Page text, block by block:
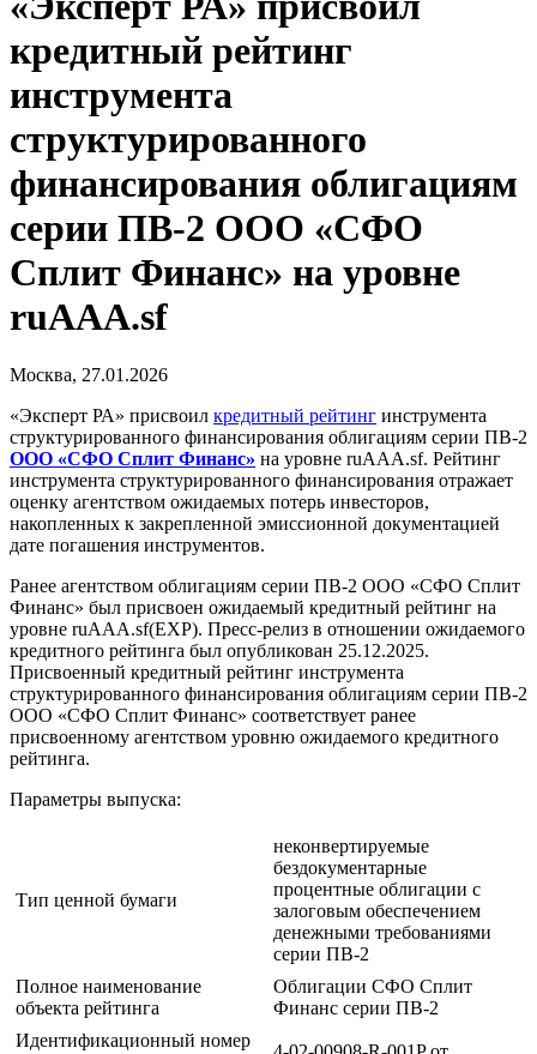
кредитный рейтинг
инструмента
структурированного
финансирования облигациям
серии ПВ-2 ООО «СФО
Сплит Финанс» на уровне
ruAAA.sf
Москва, 27.01.2026
«Эксперт РА» присвоил кредитный рейтинг инструмента
структурированного финансирования облигациям серии ПВ-2
ООО «СФО Сплит Финанс» на уровне ruAAA.sf. Рейтинг
инструмента структурированного финансирования отражает
оценку агентством ожидаемых потерь инвесторов,
накопленных к закрепленной эмиссионной документацией
дате погашения инструментов.
Ранее агентством облигациям серии ПВ-2 ООО «СФО Сплит
Финанс» был присвоен ожидаемый кредитный рейтинг на
уровне ruAAA.sf(EXP). Пресс-релиз в отношении ожидаемого
кредитного рейтинга был опубликован 25.12.2025.
Присвоенный кредитный рейтинг инструмента
структурированного финансирования облигациям серии ПВ-2
ООО «СФО Сплит Финанс» соответствует ранее
присвоенному агентством уровню ожидаемого кредитного
рейтинга.
Параметры выпуска:
Тип ценной бумаги
неконвертируемые
бездокументарные
процентные облигации с
залоговым обеспечением
денежными требованиями
серии ПВ-2
Полное наименование
объекта рейтинга
Облигации СФО Сплит
Финанс серии ПВ-2
Идентификационный номер